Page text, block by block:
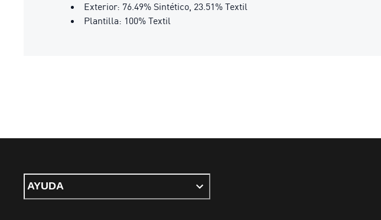
Exterior: 76.49% Sintético, 23.51% Textil
Plantilla: 100% Textil
AYUDA